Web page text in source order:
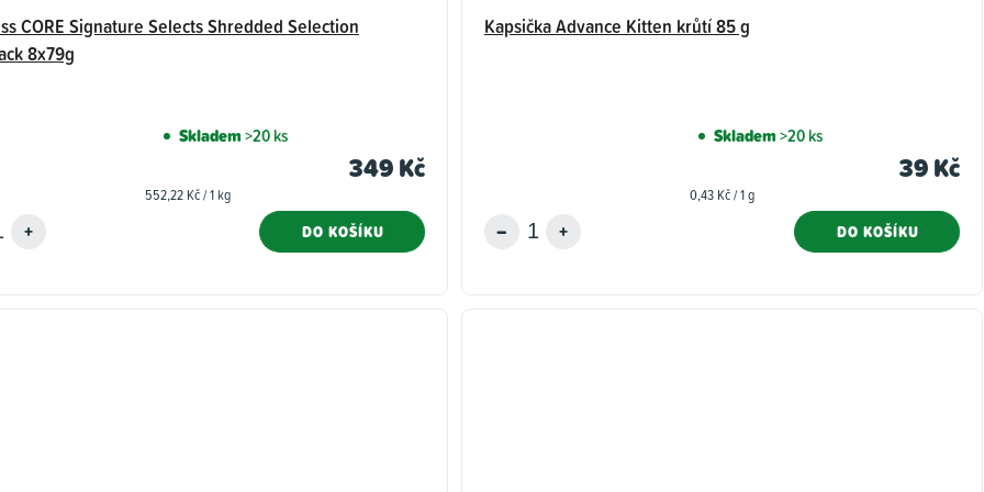
CORE Signature Selects Shredded Selection
8x79g
Skladem>20 ks
349 Kč
Měrná
552,22 Kč / 1 kg
DO KOŠÍKU
Kapsička Advance Kitten krůtí 85 g
Skladem>20 ks
39 Kč
Měrná
0,43 Kč / 1 g
DO KOŠÍKU